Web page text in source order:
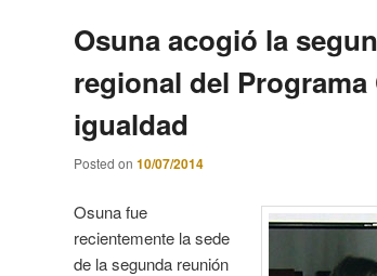
Osuna acogió la
regional del
igualdad
Posted on 10/07/2014
Osuna fue
recientemente la sede
de la segunda reunión